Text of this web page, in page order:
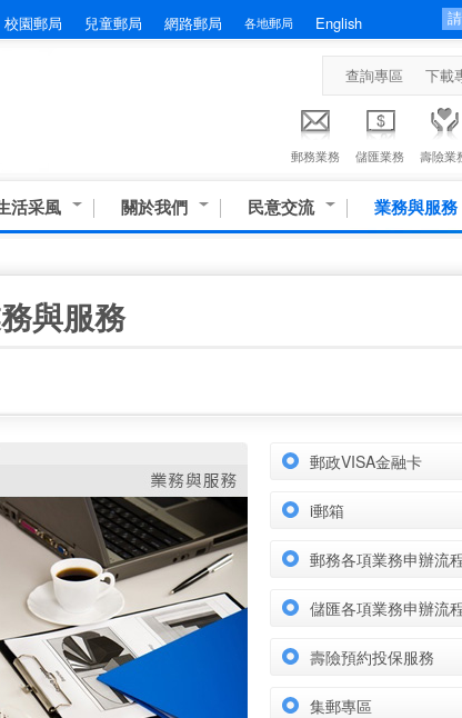
校園郵局 兒童郵局 網路郵局 各地郵局 English
查詢專區 下載
郵務業務 儲匯業務 壽險業
活采風 關於我們 民意交流 業務與服務
與服務
郵政VISA金融卡
i郵箱
郵務各項業務申辦流
儲匯各項業務申辦流
壽險預約投保服務
集郵專區